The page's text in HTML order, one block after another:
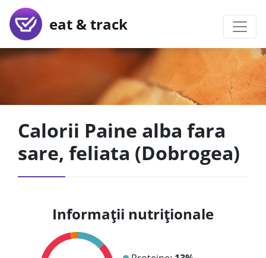
eat & track
Calorii Paine alba fara
sare, feliata (Dobrogea)
Informații nutriționale